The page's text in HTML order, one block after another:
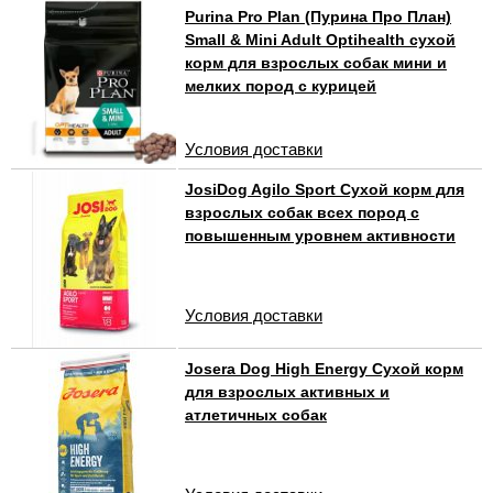
Purina Pro Plan (Пурина Про План)
Small & Mini Adult Optihealth сухой
корм для взрослых собак мини и
мелких пород с курицей
Условия доставки
JosiDog Agilo Sport Сухой корм для
взрослых собак всех пород с
повышенным уровнем активности
Условия доставки
Josera Dog High Energy Сухой корм
для взрослых активных и
атлетичных собак